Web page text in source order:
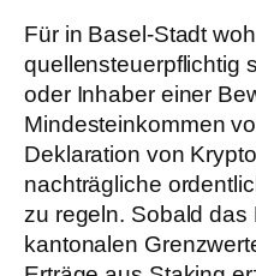
Für in Basel-Stadt
quellensteuerpflichtig
oder Inhaber einer
Mindesteinkommen
Deklaration von
nachträgliche
zu regeln. Sobald das
kantonalen